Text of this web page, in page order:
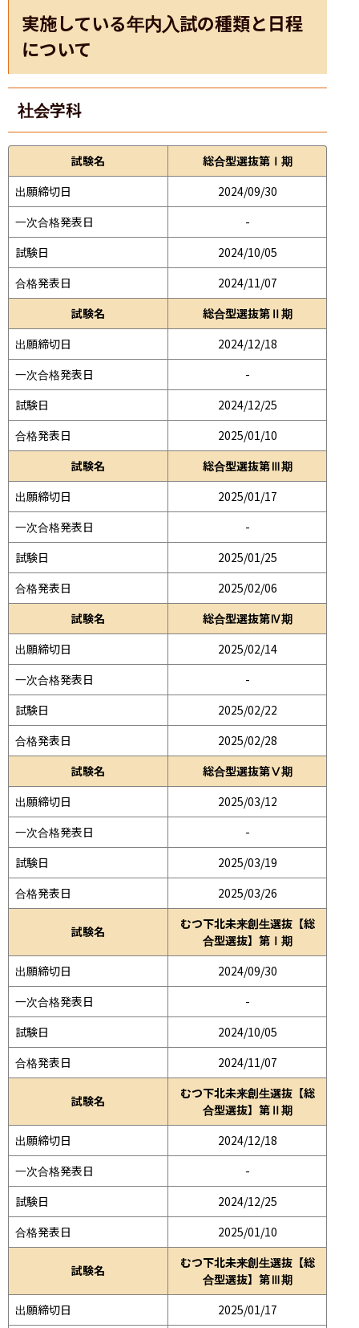
実施している年内入試の種類と日程
について
社会学科
試験名
総合型選抜第Ⅰ期
出願締切日
2024/09/30
一次合格発表日
-
試験日
2024/10/05
合格発表日
2024/11/07
試験名
総合型選抜第Ⅱ期
出願締切日
2024/12/18
一次合格発表日
-
試験日
2024/12/25
合格発表日
2025/01/10
試験名
総合型選抜第Ⅲ期
出願締切日
2025/01/17
一次合格発表日
-
試験日
2025/01/25
合格発表日
2025/02/06
試験名
総合型選抜第Ⅳ期
出願締切日
2025/02/14
一次合格発表日
-
試験日
2025/02/22
合格発表日
2025/02/28
試験名
総合型選抜第Ⅴ期
出願締切日
2025/03/12
一次合格発表日
-
試験日
2025/03/19
合格発表日
2025/03/26
試験名
むつ下北未来創生選抜【総
合型選抜】第Ⅰ期
出願締切日
2024/09/30
一次合格発表日
-
試験日
2024/10/05
合格発表日
2024/11/07
試験名
むつ下北未来創生選抜【総
合型選抜】第Ⅱ期
出願締切日
2024/12/18
一次合格発表日
-
試験日
2024/12/25
合格発表日
2025/01/10
試験名
むつ下北未来創生選抜【総
合型選抜】第Ⅲ期
出願締切日
2025/01/17